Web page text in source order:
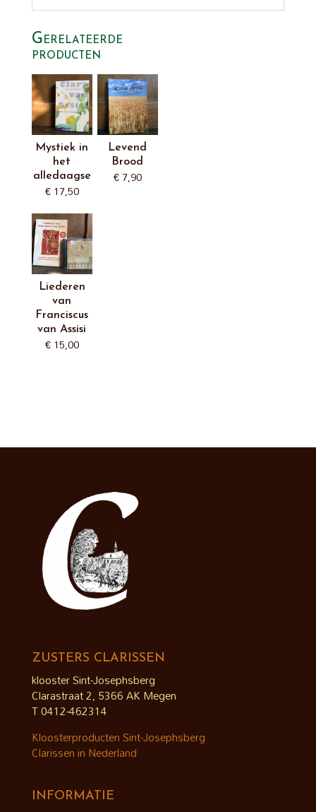
Gerelateerde
producten
Mystiek in
het
alledaagse
€17,50
Levend
Brood
€7,90
Liederen
van
Franciscus
van Assisi
€15,00
ZUSTERS CLARISSEN
klooster Sint-Josephsberg
Clarastraat 2, 5366 AK Megen
T 0412-462314
Kloosterproducten Sint-Josephsberg
Clarissen in Nederland
INFORMATIE